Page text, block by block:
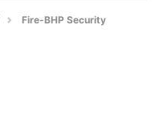
Fire-BHP Security